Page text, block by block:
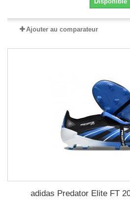
Ajouter au comparateur
adidas Predator Elite FT